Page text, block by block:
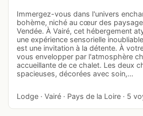
Immergez-vous dans l'univers
bohème, niché au cœur des
Vendée. À Vairé, cet hébergement
une expérience sensorielle
est une invitation à la détente. À
vous envelopper par l'atmosphère
accueillante de ce chalet. Les deux
spacieuses, décorées avec soin,…
Lodge · Vairé · Pays de la Loire · 5